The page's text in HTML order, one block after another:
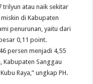
trilyun atau naik sekitar
di Kabupaten
penurunan, yaitu dari
0,11 point.
persen menjadi 4,55
Kabupaten Sanggau
Raya,” ungkap PH.